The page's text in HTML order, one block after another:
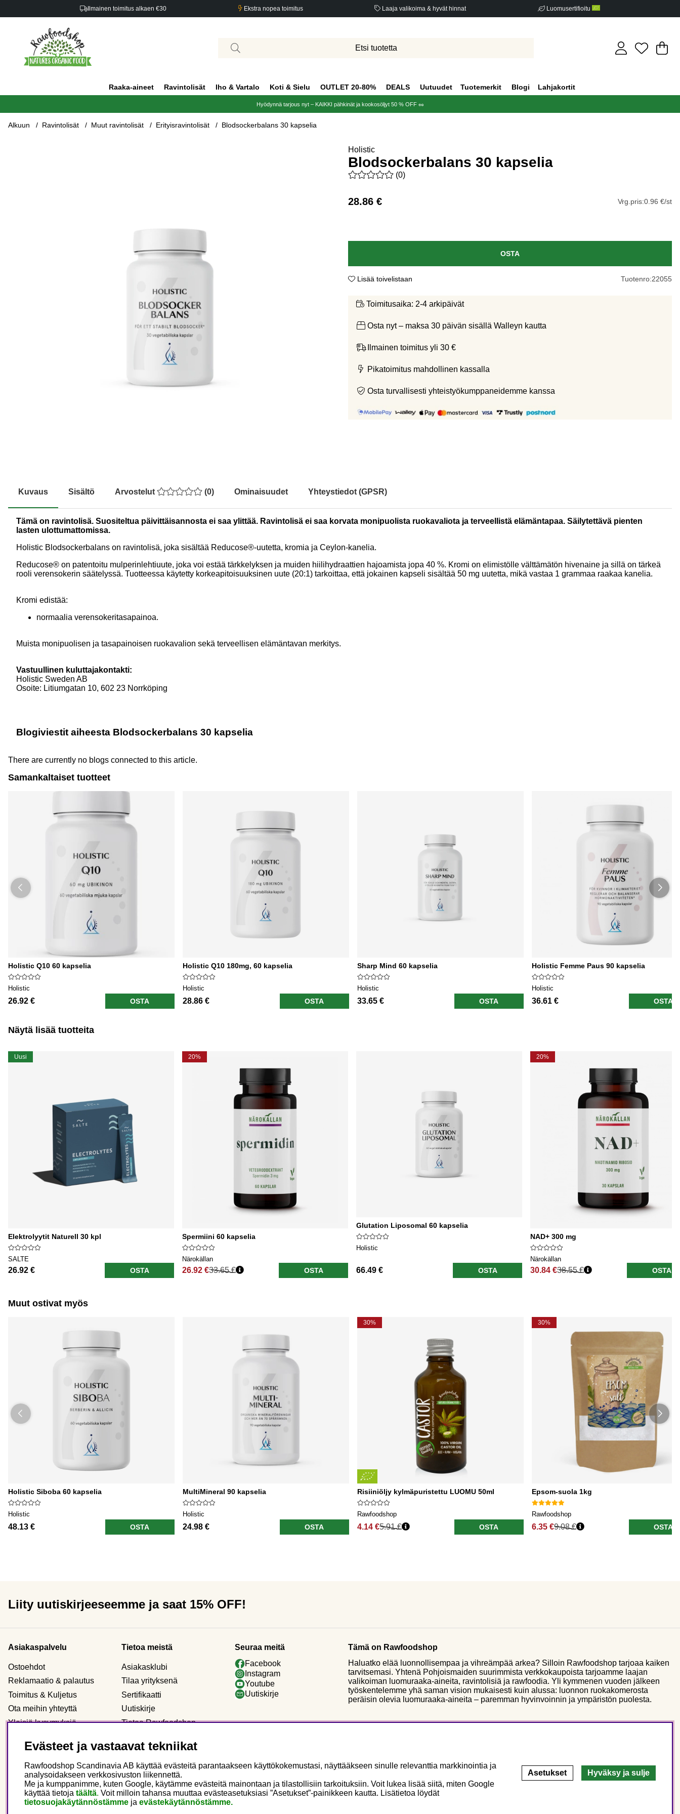
Ilmainen toimitus alkaen €30 Ekstra nopea toimitus Laaja valikoima & hyvät hinnat Luomusertifioitu
.
Raaka-aineet Ravintolisät Iho & Vartalo Koti & Sielu OUTLET 20-80% DEALS Uutuudet Tuotemerkit Blogi Lahjakortit
Hyödynnä tarjous nyt – KAIKKI pähkinät ja kookosöljyt 50 % OFF 🥜
Alkuun Ravintolisät Muut ravintolisät Erityisravintolisät Blodsockerbalans 30 kapselia
Holistic
Blodsockerbalans 30 kapselia
Keskiarvoluokitus 0 / 5 Arvioiden määrä 0
(0)
28.86 € Vrg.pris:0.96 €/st
OSTA
Lisää toivelistaan Tuotenro:22055
Toimitusaika: 2-4 arkipäivät
Osta nyt – maksa 30 päivän sisällä Walleyn kautta
Ilmainen toimitus yli 30 €
Pikatoimitus mahdollinen kassalla
Osta turvallisesti yhteistyökumppaneidemme kanssa
Kuvaus Sisältö Arvostelut (0) Ominaisuudet Yhteystiedot (GPSR)
Tämä on ravintolisä. Suositeltua päivittäisannosta ei saa ylittää. Ravintolisä ei saa korvata monipuolista ruokavaliota ja terveellistä elämäntapaa. Säilytettävä pienten
lasten ulottumattomissa.
Holistic Blodsockerbalans on ravintolisä, joka sisältää Reducose®-uutetta, kromia ja Ceylon-kanelia.
Reducose® on patentoitu mulperinlehtiuute, joka voi estää tärkkelyksen ja muiden hiilihydraattien hajoamista jopa 40 %. Kromi on elimistölle välttämätön hivenaine ja sillä on tärkeä
rooli verensokerin säätelyssä. Tuotteessa käytetty korkeapitoisuuksinen uute (20:1) tarkoittaa, että jokainen kapseli sisältää 50 mg uutetta, mikä vastaa 1 grammaa raakaa kanelia.
Kromi edistää:
normaalia verensokeritasapainoa.
Muista monipuolisen ja tasapainoisen ruokavalion sekä terveellisen elämäntavan merkitys.
Vastuullinen kuluttajakontakti:
Holistic Sweden AB
Osoite: Litiumgatan 10, 602 23 Norrköping
Blogiviestit aiheesta Blodsockerbalans 30 kapselia
There are currently no blogs connected to this article.
Samankaltaiset tuotteet
Holistic Q10 60 kapselia
Holistic
26.92 € OSTA
Holistic Q10 180mg, 60 kapselia
Holistic
28.86 € OSTA
Sharp Mind 60 kapselia
Holistic
33.65 € OSTA
Holistic Femme Paus 90 kapselia
Holistic
36.61 € OSTA
Näytä lisää tuotteita
Uusi
Elektrolyytit Naturell 30 kpl
SALTE
26.92 € OSTA
20%
Spermiini 60 kapselia
Närokällan
26.92 €
Normaali hinta
33.65 € OSTA
Glutation Liposomal 60 kapselia
Holistic
66.49 € OSTA
20%
NAD+ 300 mg
Närokällan
30.84 €
Normaali hinta
38.55 € OSTA
Muut ostivat myös
Holistic Siboba 60 kapselia
Holistic
48.13 € OSTA
MultiMineral 90 kapselia
Holistic
24.98 € OSTA
30%
Risiiniöljy kylmäpuristettu LUOMU 50ml
Rawfoodshop
4.14 €5.91 € OSTA
30%
Epsom-suola 1kg
Rawfoodshop
6.35 €9.08 € OSTA
Liity uutiskirjeeseemme ja saat 15% OFF!
Asiakaspalvelu
Ostoehdot
Reklamaatio & palautus
Toimitus & Kuljetus
Ota meihin yhteyttä
Yleisiä kysymyksiä
Henkilökohtaiset tiedot
Tietoa meistä
Asiakasklubi
Tilaa yrityksenä
Sertifikaatti
Uutiskirje
Tietoa Rawfoodshop
Seuraa meitä
Facebook
Instagram
Youtube
Uutiskirje
Tämä on Rawfoodshop
Haluatko elää luonnollisempaa ja vihreämpää arkea? Silloin Rawfoodshop tarjoaa kaiken
tarvitsemasi. Yhtenä Pohjoismaiden suurimmista verkkokaupoista tarjoamme laajan
valikoiman luomuraaka-aineita, ravintolisiä ja rawfoodia. Yli kymmenen vuoden jälkeen
työskentelemme yhä saman vision mukaisesti kuin alussa: luonnon ruokakomerosta
peräisin olevia luomuraaka-aineita – paremman hyvinvoinnin ja ympäristön puolesta.
Finland
Evästeet ja vastaavat tekniikat
Rawfoodshop Scandinavia AB käyttää evästeitä parantaakseen käyttökokemustasi, näyttääkseen sinulle relevanttia markkinointia ja
analysoidakseen verkkosivuston liikennettä.
Me ja kumppanimme, kuten Google, käytämme evästeitä mainontaan ja tilastollisiin tarkoituksiin. Voit lukea lisää siitä, miten Google
käyttää tietoja täältä. Voit milloin tahansa muuttaa evästeasetuksiasi ”Asetukset”-painikkeen kautta. Lisätietoa löydät
tietosuojakäytännöstämme ja evästekäytännöstämme.
Asetukset Hyväksy ja sulje